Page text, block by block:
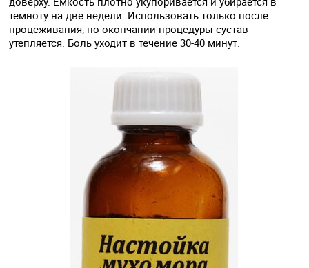
темноту на две недели. Использовать только после
процеживания; по окончании процедуры сустав
утепляется. Боль уходит в течение 30-40 минут.